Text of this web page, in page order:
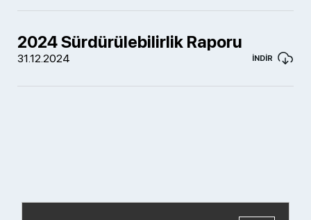
2024 Sürdürülebilirlik Raporu
31.12.2024 İNDİR